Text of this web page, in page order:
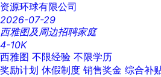
资源环球有限公司
2026-07-29
西雅图及周边招聘家庭
4-10K
西雅图 不限经验 不限学历
奖励计划 休假制度 销售奖金 综合补